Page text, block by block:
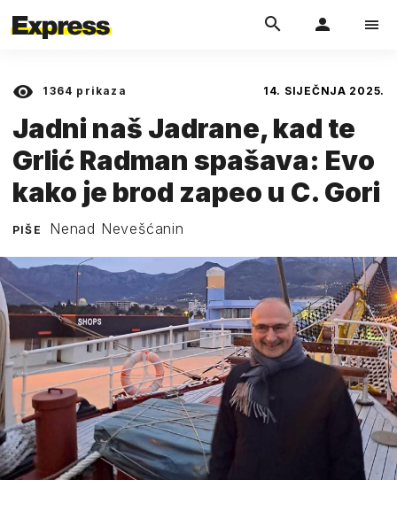
1364 prikaza 14. SIJEČNJA 2025.
Jadni naš Jadrane, kad te
Grlić Radman spašava: Evo
kako je brod zapeo u C. Gori
PIŠE Nenad Nevešćanin